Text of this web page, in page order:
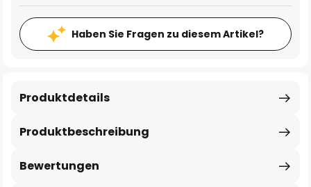
Haben Sie Fragen zu diesem Artikel?
Produktbeschreibung
Produktdetails
Bewertungen